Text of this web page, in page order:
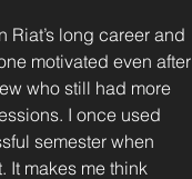
long career and
motivated even after
who still had more
I once used
semester when
makes me think